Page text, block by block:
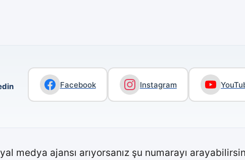
Facebook Instagram
medya ajansı arıyorsanız şu numarayı